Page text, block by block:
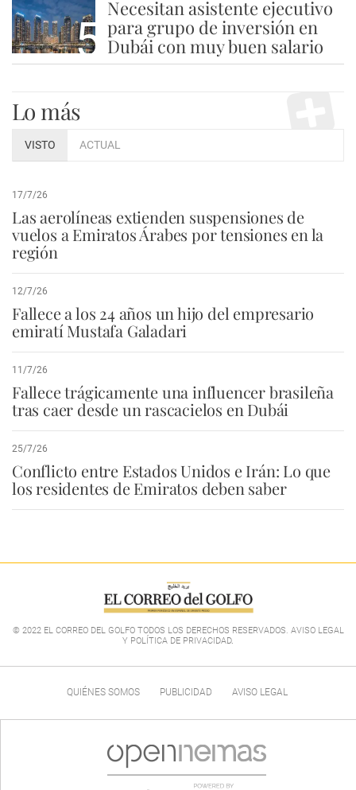
5
Necesitan asistente ejecutivo
para grupo de inversión en
Dubái con muy buen salario
Lo más
VISTO ACTUAL
17/7/26
Las aerolíneas extienden suspensiones de
vuelos a Emiratos Árabes por tensiones en la
región
12/7/26
Fallece a los 24 años un hijo del empresario
emiratí Mustafa Galadari
11/7/26
Fallece trágicamente una influencer brasileña
tras caer desde un rascacielos en Dubái
25/7/26
Conflicto entre Estados Unidos e Irán: Lo que
los residentes de Emiratos deben saber
© 2022 EL CORREO DEL GOLFO TODOS LOS DERECHOS RESERVADOS. AVISO LEGAL
Y POLÍTICA DE PRIVACIDAD.
QUIÉNES SOMOS PUBLICIDAD AVISO LEGAL